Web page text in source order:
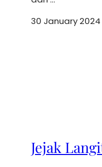
30 January 2024
Jejak